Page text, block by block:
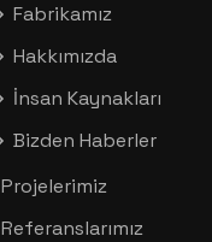
Fabrikamız
Hakkımızda
İnsan Kaynakları
Bizden Haberler
Projelerimiz
Referanslarımız